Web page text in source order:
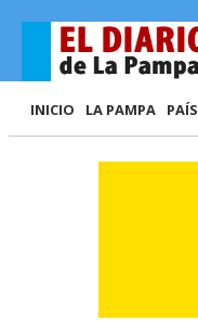
INICIO LA PAMPA PAÍS